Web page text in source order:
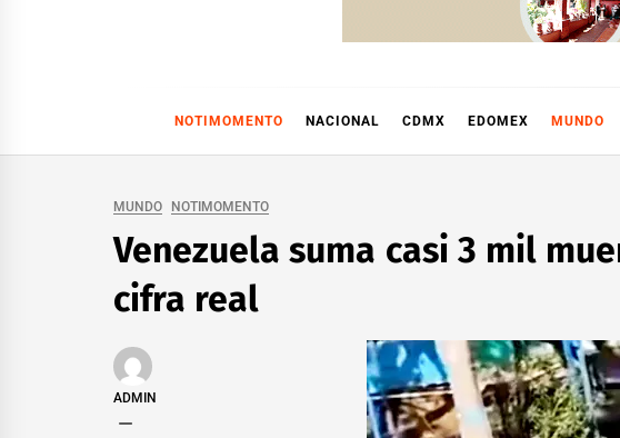
NOTIMOMENTO NACIONAL CDMX EDOMEX MUNDO
MUNDO NOTIMOMENTO
Venezuela suma casi 3 mil
cifra real
ADMIN